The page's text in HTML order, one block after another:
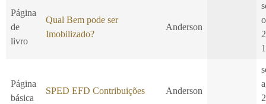
Página
de
livro
Qual Bem pode ser
Imobilizado?
Anderson
Página
básica
SPED EFD Contribuições Anderson